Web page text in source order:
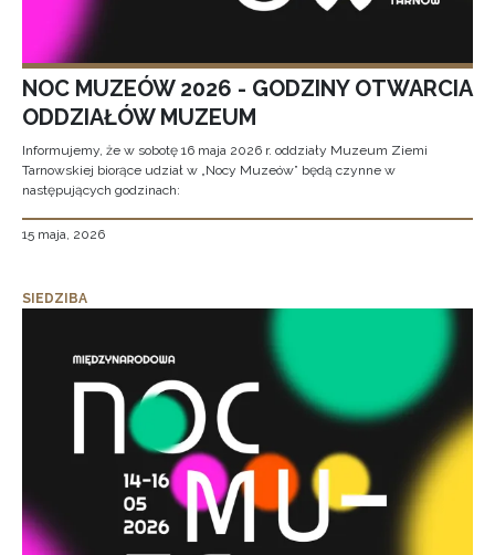
NOC MUZEÓW 2026 - GODZINY OTWARCIA
ODDZIAŁÓW MUZEUM
Informujemy, że w sobotę 16 maja 2026 r. oddziały Muzeum Ziemi
Tarnowskiej biorące udział w „Nocy Muzeów” będą czynne w
następujących godzinach:
15 maja, 2026
SIEDZIBA